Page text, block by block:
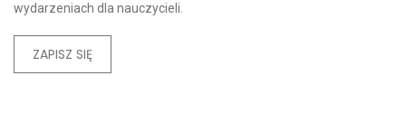
wydarzeniach dla nauczycieli.
ZAPISZ SIĘ